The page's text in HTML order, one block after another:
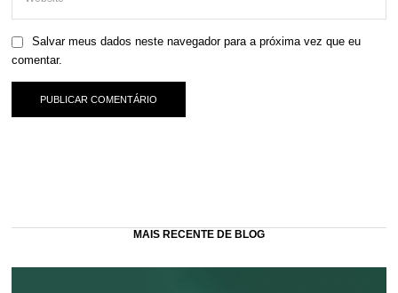
Salvar meus dados neste navegador para a próxima vez que eu
comentar.
MAIS RECENTE DE BLOG